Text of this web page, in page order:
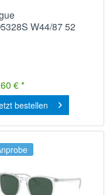
W44/87 52
€ *
bestellen